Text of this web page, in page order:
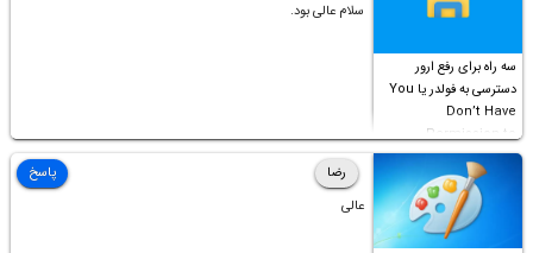
سه راه برای رفع ارور
دسترسی به فولدر یا You
Don’t Have
Permission to
Access this folder
سلام عالی بود.
رضا
عالی
پاسخ